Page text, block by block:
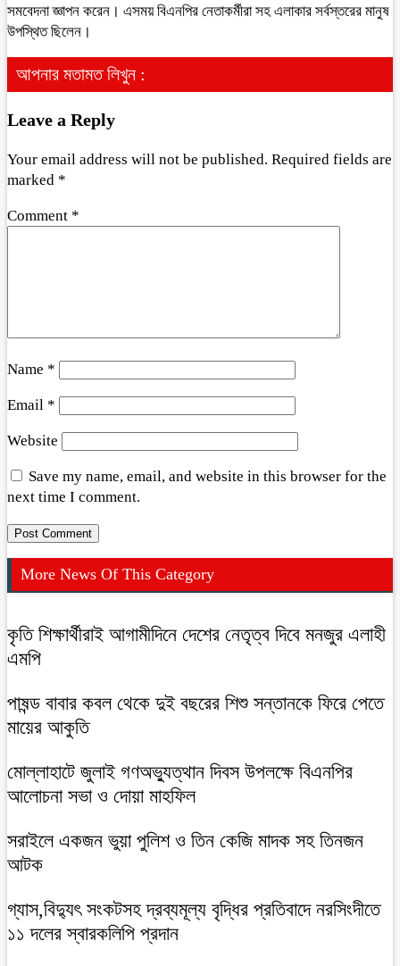
সমবেদনা জ্ঞাপন করেন। এসময় বিএনপির নেতাকর্মীরা সহ এলাকার সর্বস্তরের মানুষ
উপস্থিত ছিলেন।
আপনার মতামত লিখুন :
Leave a Reply
Your email address will not be published. Required fields are
marked *
Comment *
Name *
Email *
Website
Save my name, email, and website in this browser for the
next time I comment.
More News Of This Category
কৃতি শিক্ষার্থীরাই আগামীদিনে দেশের নেতৃত্ব দিবে মনজুর এলাহী
এমপি
পাষন্ড বাবার কবল থেকে দুই বছরের শিশু সন্তানকে ফিরে পেতে
মায়ের আকুতি
মোল্লাহাটে জুলাই গণঅভ্যুত্থান দিবস উপলক্ষে বিএনপির
আলোচনা সভা ও দোয়া মাহফিল
সরাইলে একজন ভুয়া পুলিশ ও তিন কেজি মাদক সহ তিনজন
আটক
গ্যাস,বিদ্যুৎ সংকটসহ দ্রব্যমূল্য বৃদ্ধির প্রতিবাদে নরসিংদীতে
১১ দলের স্বারকলিপি প্রদান